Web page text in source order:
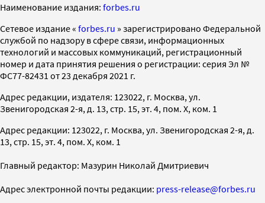
Наименование издания: forbes.ru
Cетевое издание « forbes.ru » зарегистрировано Федеральной
службой по надзору в сфере связи, информационных
технологий и массовых коммуникаций, регистрационный
номер и дата принятия решения о регистрации: серия Эл №
ФС77-82431 от 23 декабря 2021 г.
Адрес редакции, издателя: 123022, г. Москва, ул.
Звенигородская 2-я, д. 13, стр. 15, эт. 4, пом. X, ком. 1
Адрес редакции: 123022, г. Москва, ул. Звенигородская 2-я, д.
13, стр. 15, эт. 4, пом. X, ком. 1
Главный редактор: Мазурин Николай Дмитриевич
Адрес электронной почты редакции: press-release@forbes.ru